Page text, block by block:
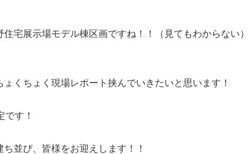
宅展示場モデル棟区画ですね！！（見てもわからない）
くちょく現場レポート挟んでいきたいと思います！
す！
並び、皆様をお迎えします！！